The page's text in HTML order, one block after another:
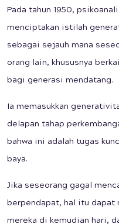
Pada tahun 1950,
menciptakan istilah
sebagai sejauh mana
orang lain, khususnya
bagi generasi mendatang.
Ia memasukkan
delapan tahap
bahwa ini adalah tugas
baya.
Jika seseorang gagal
berpendapat, hal itu dapat
mereka di kemudian hari,